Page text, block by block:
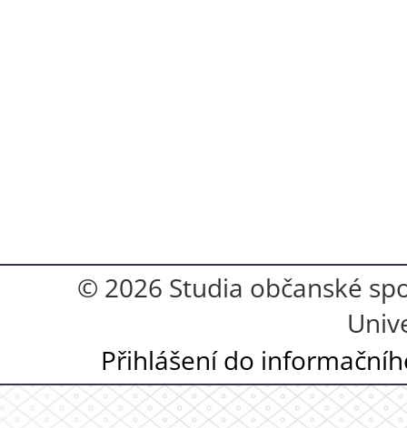
© 2026 Studia občanské
Přihlášení do